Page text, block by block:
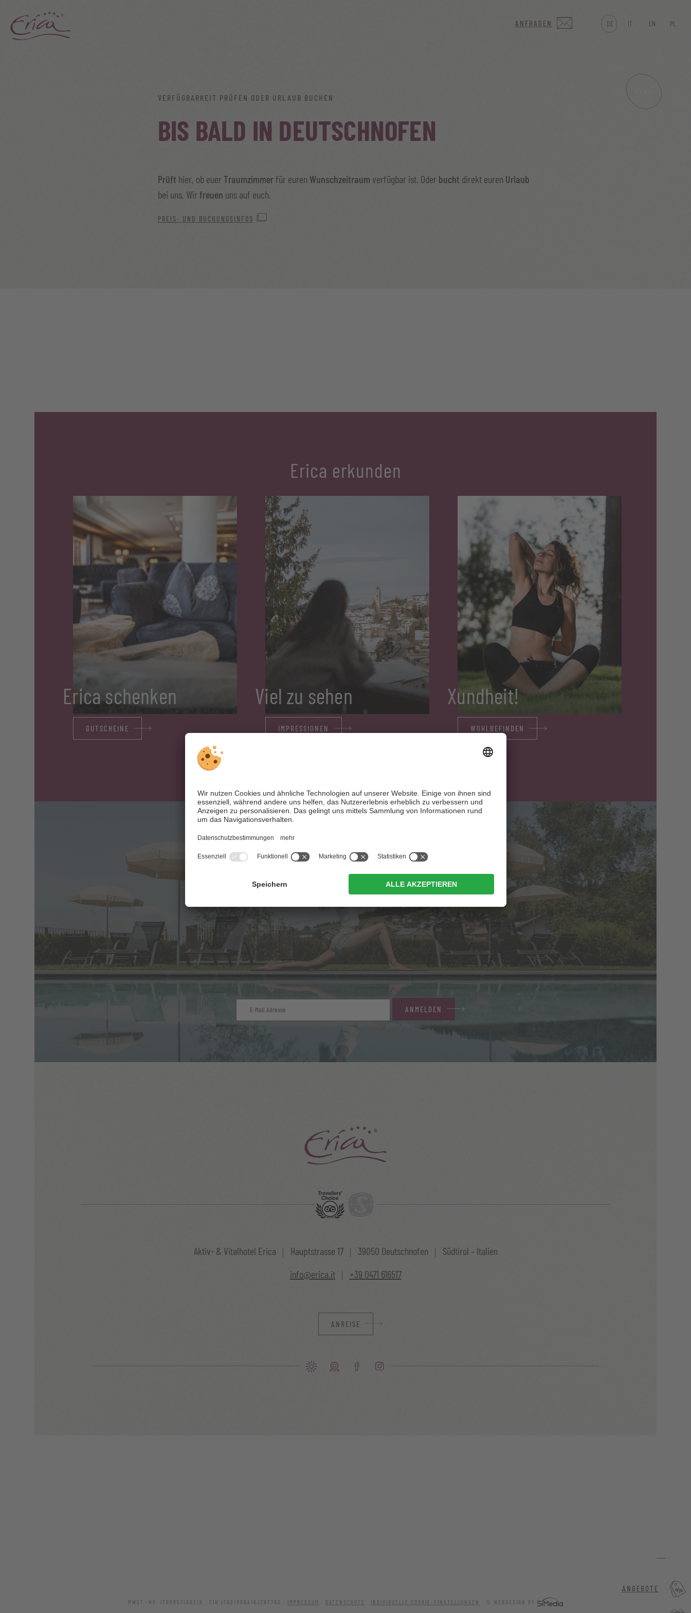
ANFRAGEN DE IT EN PL
ANGEBOTE
VERFÜGBARKEIT PRÜFEN ODER URLAUB BUCHEN
BIS BALD IN DEUTSCHNOFEN
Prüft hier, ob euer Traumzimmer für euren Wunschzeitraum verfügbar ist. Oder bucht direkt euren Urlaub
bei uns. Wir freuen uns auf euch.
PREIS- UND BUCHUNGSINFOS
Erica erkunden
Erica schenken
GUTSCHEINE
Viel zu sehen
IMPRESSIONEN
Xundheit!
WOHLBEFINDEN
Meldet euch zu unserem Newsletter
an und bleibt auf dem Laufenden
ANMELDEN
Aktiv- & Vitalhotel Erica Hauptstrasse 17 39050 Deutschnofen
Südtirol – Italien
info@erica.it
+39 0471 616517
ANREISE
MWST.-NR. IT00857100218 . CIN IT021059A1KJZ8F79G . IMPRESSUM DATENSCHUTZ INDIVIDUELLE COOKIE-EINSTELLUNGEN © WEBDESIGN BY